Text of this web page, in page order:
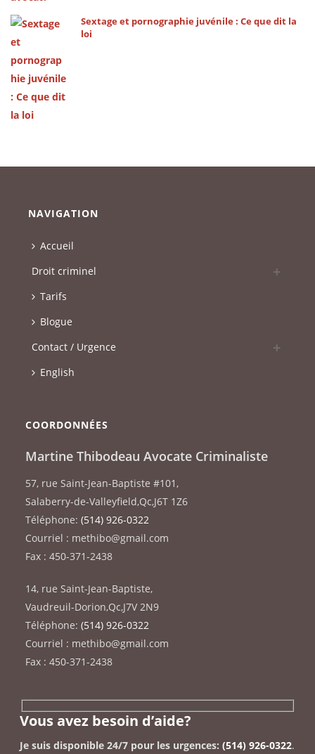
Sextage et pornographie juvénile : Ce que dit la
loi
NAVIGATION
Accueil
Droit criminel
Tarifs
Blogue
Contact / Urgence
English
COORDONNÉES
Martine Thibodeau Avocate Criminaliste
57, rue Saint-Jean-Baptiste #101,
Salaberry-de-Valleyfield,Qc,J6T 1Z6
Téléphone: (514) 926-0322
Courriel : methibo@gmail.com
Fax : 450-371-2438
14, rue Saint-Jean-Baptiste,
Vaudreuil-Dorion,Qc,J7V 2N9
Téléphone: (514) 926-0322
Courriel : methibo@gmail.com
Fax : 450-371-2438
Vous avez besoin d’aide?
Je suis disponible 24/7 pour les urgences:(514) 926-0322.